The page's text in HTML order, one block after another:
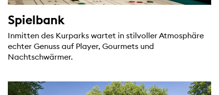
Spielbank
Inmitten des Kurparks wartet in stilvoller Atmosphäre
echter Genuss auf Player, Gourmets und
Nachtschwärmer.